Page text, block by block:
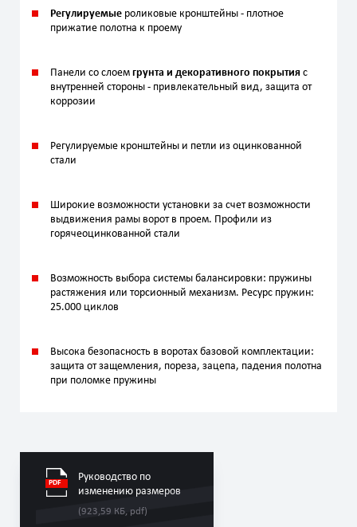
Регулируемые роликовые кронштейны - плотное
прижатие полотна к проему
Панели со слоем грунта и декоративного покрытия с
внутренней стороны - привлекательный вид, защита от
коррозии
Регулируемые кронштейны и петли из оцинкованной
стали
Широкие возможности установки за счет возможности
выдвижения рамы ворот в проем. Профили из
горячеоцинкованной стали
Возможность выбора системы балансировки: пружины
растяжения или торсионный механизм. Ресурс пружин:
25.000 циклов
Высока безопасность в воротах базовой комплектации:
защита от защемления, пореза, зацепа, падения полотна
при поломке пружины
Руководство по
изменению размеров
(923,59 КБ, pdf)